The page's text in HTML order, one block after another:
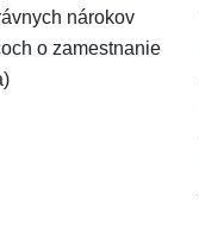
nárokov
o zamestnanie